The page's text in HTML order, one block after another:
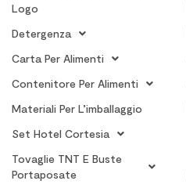
Logo
Detergenza
Carta Per Alimenti
Contenitore Per Alimenti
Materiali Per L’imballaggio
Set Hotel Cortesia
Tovaglie TNT E Buste
Portaposate